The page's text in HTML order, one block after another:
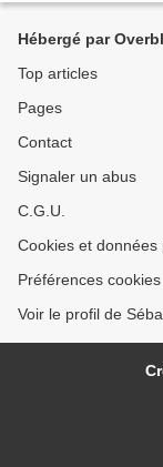
Hébergé par
Top articles
Pages
Contact
Signaler un abus
C.G.U.
Cookies et données
Préférences cookies
Voir le profil de